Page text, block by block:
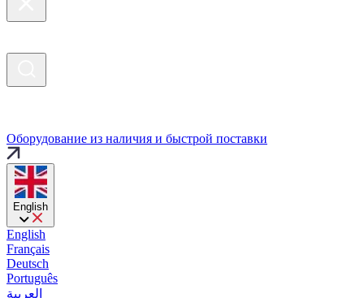
Оборудование из наличия и быстрой поставки
English
English
Français
Deutsch
Português
العربية